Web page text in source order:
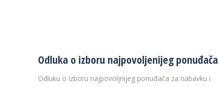
Odluka o izboru najpovoljenijeg ponuđača
Odluku o izboru najpovoljnijeg ponuđača za nabavku i